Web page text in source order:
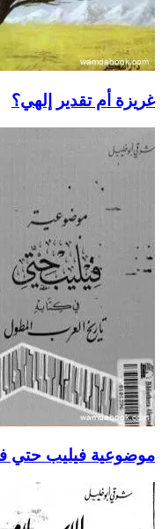
غريزة أم تقدير إلهي؟
موضوعية فيليب حتي